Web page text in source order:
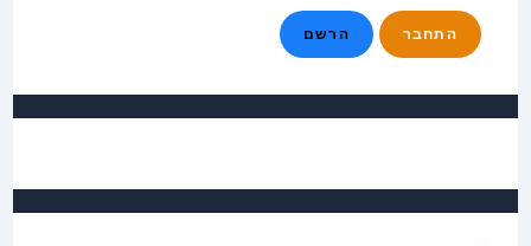
הרשם